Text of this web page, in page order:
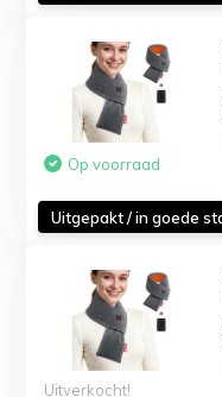
Uitgepakt / in goede
Op voorraad
Uitverkocht!